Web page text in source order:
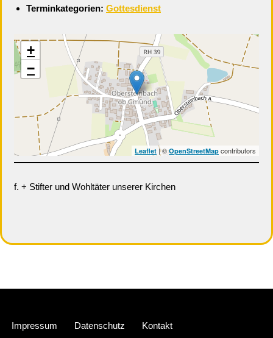
Terminkategorien: Gottesdienst
+
−
Leaflet | ©OpenStreetMap contributors
f. + Stifter und Wohltäter unserer Kirchen
Impressum Datenschutz Kontakt